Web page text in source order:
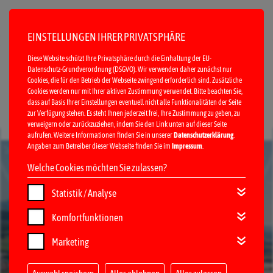
MENÜ
EINSTELLUNGEN IHRER PRIVATSPHÄRE
Diese Website schützt Ihre Privatsphäre durch die Einhaltung der EU-
Datenschutz-Grundverordnung (DSGVO). Wir verwenden daher zunächst nur
Cookies, die für den Betrieb der Webseite zwingend erforderlich sind. Zusätzliche
Cookies werden nur mit Ihrer aktiven Zustimmung verwendet. Bitte beachten Sie,
dass auf Basis Ihrer Einstellungen eventuell nicht alle Funktionalitäten der Seite
zur Verfügung stehen. Es steht Ihnen jederzeit frei, Ihre Zustimmung zu geben, zu
verweigern oder zurückzuziehen, indem Sie den Link unten auf dieser Seite
aufrufen. Weitere Informationen finden Sie in unserer Datenschutzerklärung.
Angaben zum Betreiber dieser Webseite finden Sie im Impressum.
Welche Cookies möchten Sie zulassen?
Statistik / Analyse
Komfortfunktionen
Marketing